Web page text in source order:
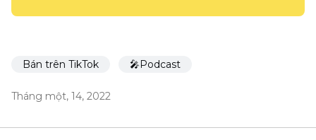
Bán trên TikTok 🎤Podcast
Tháng một, 14, 2022